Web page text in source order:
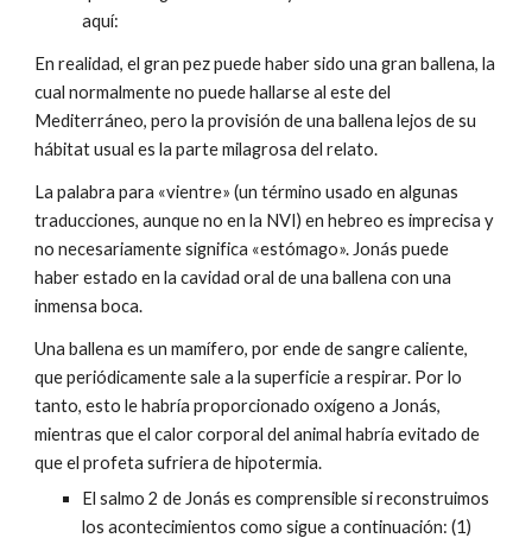
aquí:
En realidad, el gran pez puede haber sido una gran ballena, la
cual normalmente no puede hallarse al este del
Mediterráneo, pero la provisión de una ballena lejos de su
hábitat usual es la parte milagrosa del relato.
La palabra para «vientre» (un término usado en algunas
traducciones, aunque no en la NVI) en hebreo es imprecisa y
no necesariamente significa «estómago». Jonás puede
haber estado en la cavidad oral de una ballena con una
inmensa boca.
Una ballena es un mamífero, por ende de sangre caliente,
que periódicamente sale a la superficie a respirar. Por lo
tanto, esto le habría proporcionado oxígeno a Jonás,
mientras que el calor corporal del animal habría evitado de
que el profeta sufriera de hipotermia.
El salmo 2 de Jonás es comprensible si reconstruimos
los acontecimientos como sigue a continuación: (1)